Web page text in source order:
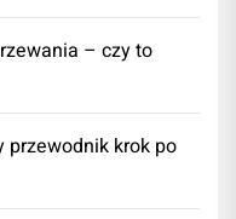
– czy to
przewodnik krok po